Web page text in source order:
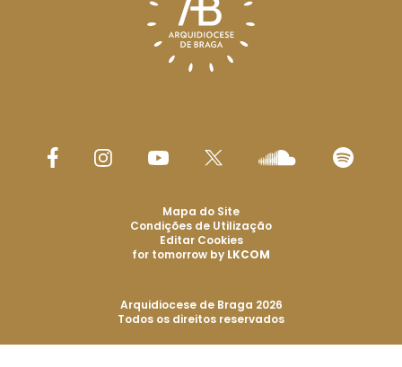
Arquidiocese de Braga 2026
Todos os direitos reservados
Mapa do Site
Condições de Utilização
Editar Cookies
for tomorrow by LKCOM